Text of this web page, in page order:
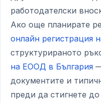
работодателски
Ако още планирате
онлайн регистрация
структурираното
на ЕООД в България
документите и
преди да стигнете